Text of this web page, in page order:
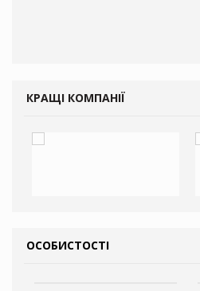
КРАЩІ КОМПАНІЇ
ОСОБИСТОСТІ